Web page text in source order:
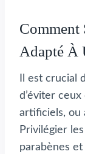
Comment
Adapté À
Il est crucial
d’éviter
artificiels, ou
Privilégier
parabènes